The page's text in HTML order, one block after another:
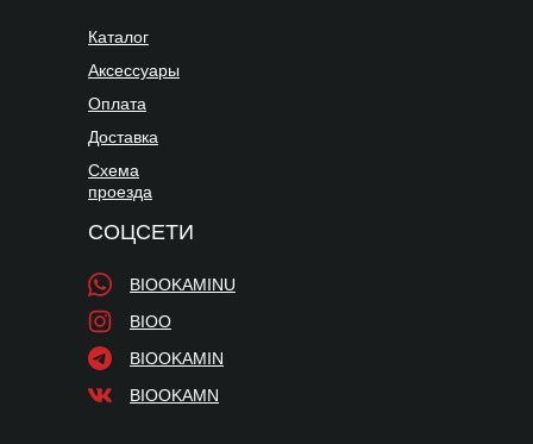
Аксессуары
Каталог
Оплата
Доставка
Схема
проезда
СОЦСЕТИ
BIOO
BIOOKAMINU
BIOOKAMIN
BIOOKAMN